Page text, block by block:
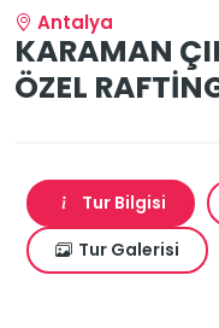
Antalya
KARAMAN
ÖZEL
Tur Bilgisi
Tur Galerisi